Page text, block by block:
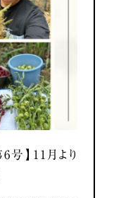
】11月より